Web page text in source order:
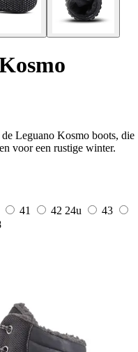
Leguano Kosmo boots, die
voor een rustige winter.
41 42 24u
43